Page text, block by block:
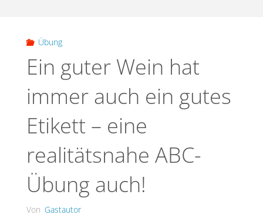
Übung
Ein guter Wein hat
immer auch ein gutes
Etikett – eine
realitätsnahe ABC-
Übung auch!
Von Gastautor